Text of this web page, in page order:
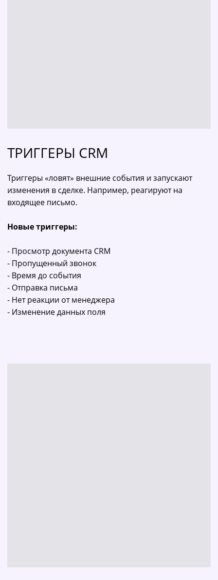
ТРИГГЕРЫ CRM
Триггеры «ловят» внешние события и запускают
изменения в сделке. Например, реагируют на
входящее письмо.
Новые триггеры:
- Просмотр документа CRM
- Пропущенный звонок
- Время до события
- Отправка письма
- Нет реакции от менеджера
- Изменение данных поля